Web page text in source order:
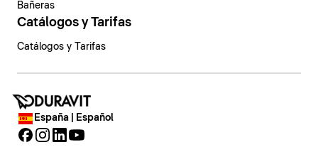
Bañeras
Catálogos y Tarifas
Catálogos y Tarifas
España | Español